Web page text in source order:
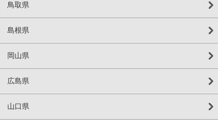
鳥取県
島根県
岡山県
広島県
山口県